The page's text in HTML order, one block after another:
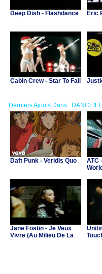
Deep Dish - Flashdance Eric
Cabin Crew - Star To Fall
Derniers Ajouts Dans : DANCE/
Daft Punk - Veridis Quo
ATC
World
Jane Fostin - Je Veux
Vivre (Au Milieu De La